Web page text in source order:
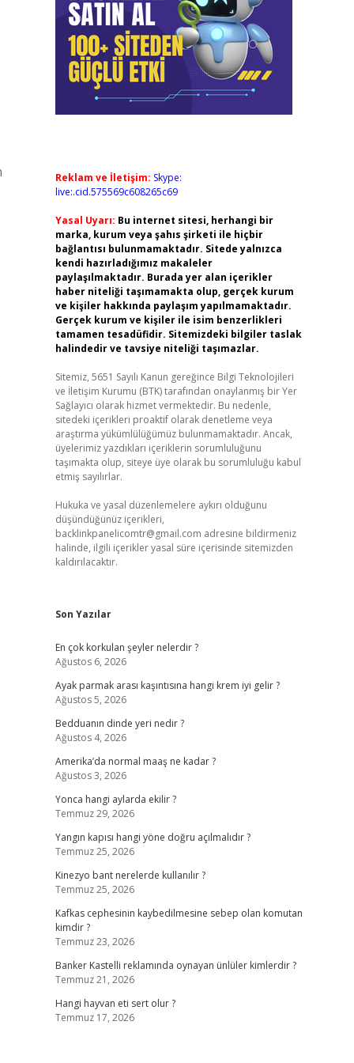
Reklam ve İletişim: Skype:
live:.cid.575569c608265c69
Yasal Uyarı: Bu internet sitesi, herhangi bir
marka, kurum veya şahıs şirketi ile hiçbir
bağlantısı bulunmamaktadır. Sitede yalnızca
kendi hazırladığımız makaleler
paylaşılmaktadır. Burada yer alan içerikler
haber niteliği taşımamakta olup, gerçek kurum
ve kişiler hakkında paylaşım yapılmamaktadır.
Gerçek kurum ve kişiler ile isim benzerlikleri
tamamen tesadüfidir. Sitemizdeki bilgiler taslak
halindedir ve tavsiye niteliği taşımazlar.
Sitemiz, 5651 Sayılı Kanun gereğince Bilgi Teknolojileri
ve İletişim Kurumu (BTK) tarafından onaylanmış bir Yer
Sağlayıcı olarak hizmet vermektedir. Bu nedenle,
sitedeki içerikleri proaktif olarak denetleme veya
araştırma yükümlülüğümüz bulunmamaktadır. Ancak,
üyelerimiz yazdıkları içeriklerin sorumluluğunu
taşımakta olup, siteye üye olarak bu sorumluluğu kabul
etmiş sayılırlar.
Hukuka ve yasal düzenlemelere aykırı olduğunu
düşündüğünüz içerikleri,
backlinkpanelicomtr@gmail.com adresine bildirmeniz
halinde, ilgili içerikler yasal süre içerisinde sitemizden
kaldırılacaktır.
Son Yazılar
En çok korkulan şeyler nelerdir ?
Ağustos 6, 2026
Ayak parmak arası kaşıntısına hangi krem iyi gelir ?
Ağustos 5, 2026
Bedduanın dinde yeri nedir ?
Ağustos 4, 2026
Amerika’da normal maaş ne kadar ?
Ağustos 3, 2026
Yonca hangi aylarda ekilir ?
Temmuz 29, 2026
Yangın kapısı hangi yöne doğru açılmalıdır ?
Temmuz 25, 2026
Kinezyo bant nerelerde kullanılır ?
Temmuz 25, 2026
Kafkas cephesinin kaybedilmesine sebep olan komutan
kimdir ?
Temmuz 23, 2026
Banker Kastelli reklamında oynayan ünlüler kimlerdir ?
Temmuz 21, 2026
Hangi hayvan eti sert olur ?
Temmuz 17, 2026